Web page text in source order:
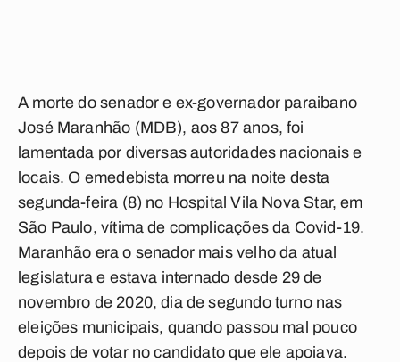
A morte do senador e ex-governador paraibano
José Maranhão (MDB), aos 87 anos, foi
lamentada por diversas autoridades nacionais e
locais. O emedebista morreu na noite desta
segunda-feira (8) no Hospital Vila Nova Star, em
São Paulo, vítima de complicações da Covid-19.
Maranhão era o senador mais velho da atual
legislatura e estava internado desde 29 de
novembro de 2020, dia de segundo turno nas
eleições municipais, quando passou mal pouco
depois de votar no candidato que ele apoiava.